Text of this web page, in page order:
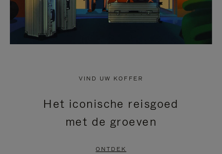
VIND UW KOFFER
Het iconische reisgoed
met de groeven
ONTDEK